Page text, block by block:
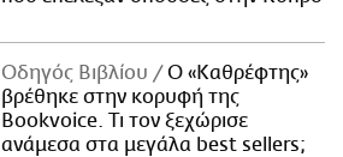
Οδηγός Βιβλίου
Ο «Καθρέφτης»
βρέθηκε στην κορυφή της
Bookvoice. Τι τον ξεχώρισε
ανάμεσα στα μεγάλα best sellers;